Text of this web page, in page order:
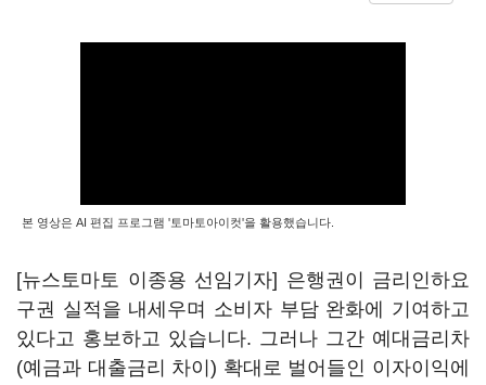
본 영상은 AI 편집 프로그램 '토마토아이컷'을 활용했습니다.
[뉴스토마토 이종용 선임기자] 은행권이 금리인하요
구권 실적을 내세우며 소비자 부담 완화에 기여하고
있다고 홍보하고 있습니다. 그러나 그간 예대금리차
(예금과 대출금리 차이) 확대로 벌어들인 이자이익에